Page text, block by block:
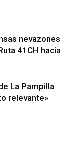
nevazones
41CH hacia
La Pampilla
relevante»